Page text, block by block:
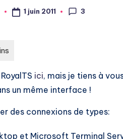
1 juin 2011 3
ici, mais je tiens à
un même interface !
des connexions de types:
et Microsoft Terminal